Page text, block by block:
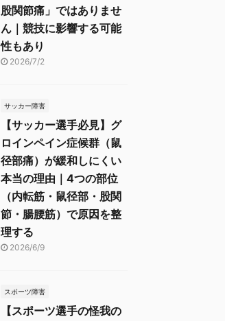
股関節痛」ではありませ
ん｜競技に影響する可能
性もあり
2026/7/2
サッカー障害
【サッカー選手必見】グ
ロインペイン症候群（鼠
径部痛）が緩和しにくい
本当の理由｜4つの部位
（内転筋・鼠径部・股関
節・腸腰筋）で原因を整
理する
2026/6/9
スポーツ障害
【スポーツ選手の怪我の